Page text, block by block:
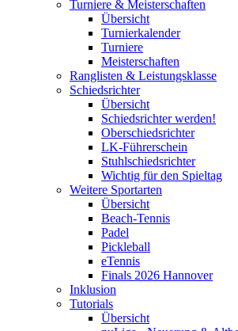
Turniere & Meisterschaften
Übersicht
Turnierkalender
Turniere
Meisterschaften
Ranglisten & Leistungsklasse
Schiedsrichter
Übersicht
Schiedsrichter werden!
Oberschiedsrichter
LK-Führerschein
Stuhlschiedsrichter
Wichtig für den Spieltag
Weitere Sportarten
Übersicht
Beach-Tennis
Padel
Pickleball
eTennis
Finals 2026 Hannover
Inklusion
Tutorials
Übersicht